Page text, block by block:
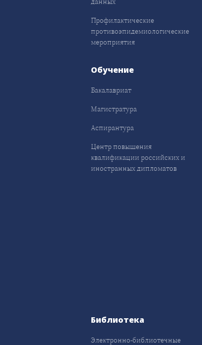
Профилактические
противоэпидемиологические
мероприятия
Обучение
Бакалавриат
Магистратура
Аспирантура
Центр повышения
квалификации российских и
иностранных дипломатов
Библиотека
Электронно-библиотечные